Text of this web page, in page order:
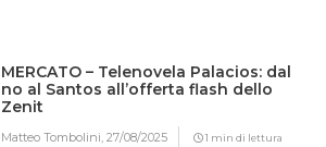
MERCATO – Telenovela Palacios: dal
no al Santos all’offerta flash dello
Zenit
Matteo Tombolini,27/08/2025 1 min di lettura